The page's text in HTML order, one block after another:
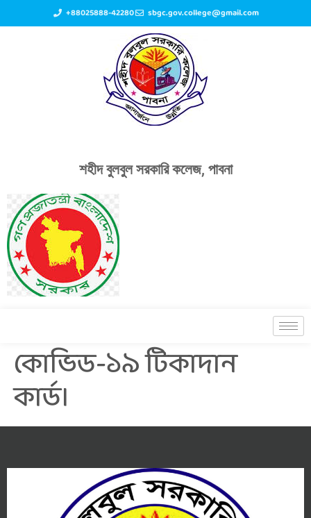
+88025888-42280 sbgc.gov.college@gmail.com
শহীদ বুলবুল সরকারি কলেজ, পাবনা
কোভিড-১৯ টিকাদান
কার্ড।